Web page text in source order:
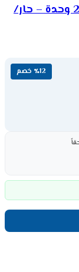
مكيف ميديا سبليت سوبر كول 22000 وحدة – حار/
٪12 خصم